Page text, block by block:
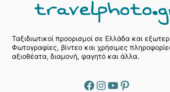
Ταξιδιωτικοί προορισμοί σε Ελλάδα και
Φωτογραφίες, βίντεο και χρήσιμες
αξιοθέατα, διαμονή, φαγητό και άλλα.
Facebook Instagram YouTube Pinterest